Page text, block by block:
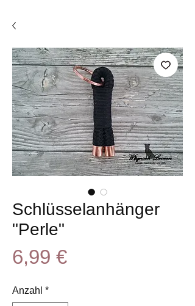
Schlüsselanhänger
"Perle"
6,99 €Preis
Anzahl *